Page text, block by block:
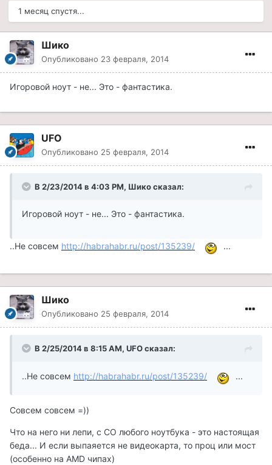
1 месяц спустя...
Шико
Опубликовано 23 февраля, 2014
Игоровой ноут - не... Это - фантастика.
UFO
Опубликовано 25 февраля, 2014
В 2/23/2014 в 4:03 PM, Шико сказал:
Игоровой ноут - не... Это - фантастика.
..Не совсем http://habrahabr.ru/post/135239/ ...
Шико
Опубликовано 25 февраля, 2014
В 2/25/2014 в 8:15 AM, UFO сказал:
..Не совсем http://habrahabr.ru/post/135239/ ...
Совсем совсем =))
Что на него ни лепи, с СО любого ноутбука - это настоящая
беда... И если выпаяется не видеокарта, то проц или мост
(особенно на AMD чипах)